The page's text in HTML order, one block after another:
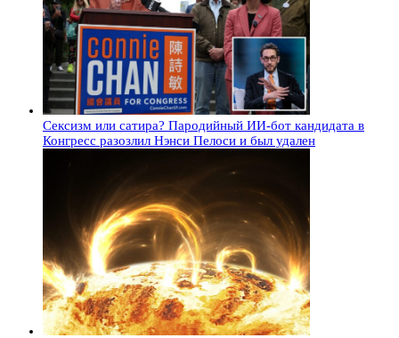
Сексизм или сатира? Пародийный ИИ-бот кандидата в
Конгресс разозлил Нэнси Пелоси и был удален